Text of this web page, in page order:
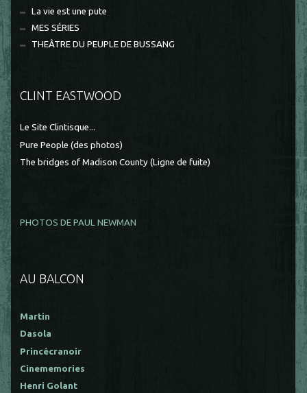
La vie est une pute
MES SÉRIES
THEÂTRE DU PEUPLE DE BUSSANG
CLINT EASTWOOD
Le Site Clintisque...
Pure People (des photos)
The bridges of Madison County (Ligne de fuite)
PHOTOS DE PAUL NEWMAN
AU BALCON
Martin
Dasola
Princécranoir
Cinememories
Henri Golant